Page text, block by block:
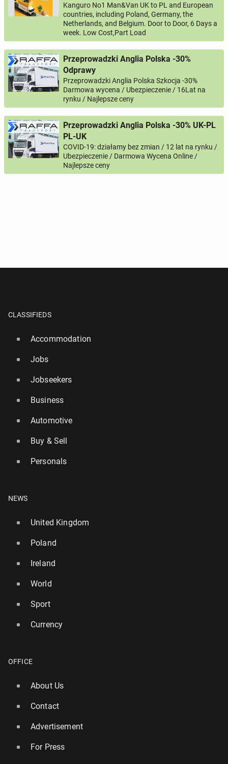
Kanguro No1 Man&Van UK to PL and European
countries, including Poland, Germany, the
Netherlands, and Belgium. Door to Door, 6 Days a
week. Low Cost,Part Load
Przeprowadzki Anglia Polska -30%
Odprawy
Przeprowadzki Anglia Polska Szkocja -30%
Darmowa wycena / Ubezpieczenie / 16Lat na
rynku / Najlepsze ceny
Przeprowadzki Anglia Polska -30% UK-PL
PL-UK
COVID-19: działamy bez zmian / 12 lat na rynku /
Ubezpieczenie / Darmowa Wycena Online /
Najlepsze ceny
CLASSIFIEDS
Accommodation
Jobs
Jobseekers
Business
Automotive
Buy & Sell
Personals
NEWS
United Kingdom
Poland
Ireland
World
Sport
Currency
OFFICE
About Us
Contact
Advertisement
For Press